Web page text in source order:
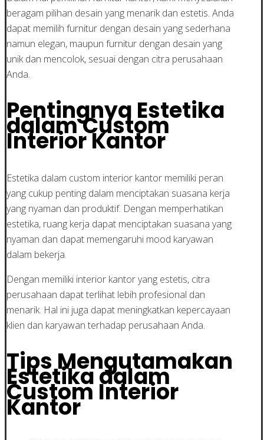
beragam pilihan desain yang menarik dan estetis. Anda
dapat memilih furnitur dengan desain yang sederhana
namun elegan, maupun furnitur dengan desain yang
unik dan mencolok, sesuai dengan citra perusahaan
Anda.
Pentingnya Estetika
dalam Custom
Interior Kantor
Estetika dalam custom interior kantor memiliki peran
yang cukup penting dalam menciptakan suasana kerja
yang nyaman dan produktif. Dengan memperhatikan
estetika, ruang kerja dapat menciptakan suasana yang
nyaman dan dapat memengaruhi mood karyawan
dalam bekerja.
Dengan memiliki interior kantor yang estetis, citra
perusahaan dapat terlihat lebih profesional dan
menarik. Hal ini juga dapat meningkatkan kepercayaan
klien dan karyawan terhadap perusahaan Anda.
Tips Mengutamakan
Estetika dalam
Custom Interior
Kantor